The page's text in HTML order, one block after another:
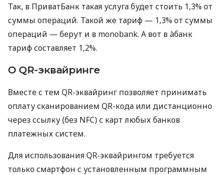
Так, в ПриватБанк такая услуга будет стоить 1,3% от
суммы операций. Такой же тариф — 1,3% от суммы
операций — берут и в monobank. А вот в àбанк
тариф составляет 1,2%.
О QR-эквайринге
Вместе с тем QR-эквайринг позволяет принимать
оплату сканированием QR-кода или дистанционно
через ссылку (без NFC) с карт любых банков
платежных систем.
Для использования QR-эквайрингом требуется
только смартфон с установленным программным